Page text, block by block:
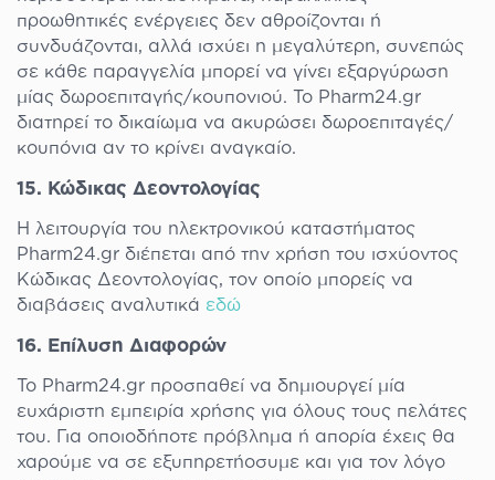
προωθητικές ενέργειες δεν αθροίζονται ή
συνδυάζονται, αλλά ισχύει η μεγαλύτερη, συνεπώς
σε κάθε παραγγελία μπορεί να γίνει εξαργύρωση
μίας δωροεπιταγής/κουπονιού. Το Pharm24.gr
διατηρεί το δικαίωμα να ακυρώσει δωροεπιταγές/
κουπόνια αν το κρίνει αναγκαίο.
15. Κώδικας Δεοντολογίας
Η λειτουργία του ηλεκτρονικού καταστήματος
Pharm24.gr διέπεται από την χρήση του ισχύοντος
Κώδικας Δεοντολογίας, τον οποίο μπορείς να
διαβάσεις αναλυτικά εδώ
16. Επίλυση Διαφορών
To Pharm24.gr προσπαθεί να δημιουργεί μία
ευχάριστη εμπειρία χρήσης για όλους τους πελάτες
του. Για οποιοδήποτε πρόβλημα ή απορία έχεις θα
χαρούμε να σε εξυπηρετήοσυμε και για τον λόγο